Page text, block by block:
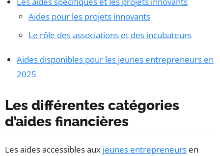
Aides pour les projets innovants
Le rôle des associations et des incubateurs
Aides disponibles pour les jeunes entrepreneurs en
2025
Les différentes catégories
d’aides financières
Les aides accessibles aux jeunes entrepreneurs en